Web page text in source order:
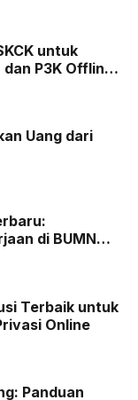
untuk
dan P3K Offline
Uang dari
di BUMN
Terbaik untuk
Online
Panduan